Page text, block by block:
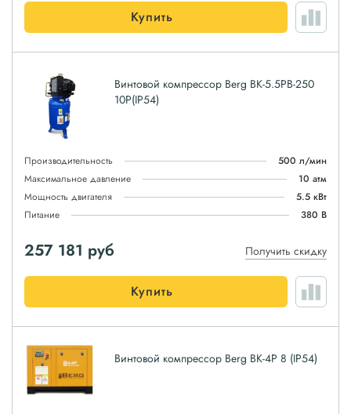
Купить
Винтовой компрессор Berg ВК-5.5РВ-250
10P(IP54)
Производительность
500 л/мин
Максимальное давление
10 атм
Мощность двигателя
5.5 кВт
Питание
380 В
257 181 руб Получить скидку
Купить
Винтовой компрессор Berg ВК-4Р 8 (IP54)